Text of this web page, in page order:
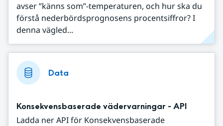
avser ”känns som”-temperaturen, och hur ska du
förstå nederbördsprognosens procentsiffror? I
denna vägled...
Data
Konsekvensbaserade vädervarningar - API
Ladda ner API för Konsekvensbaserade